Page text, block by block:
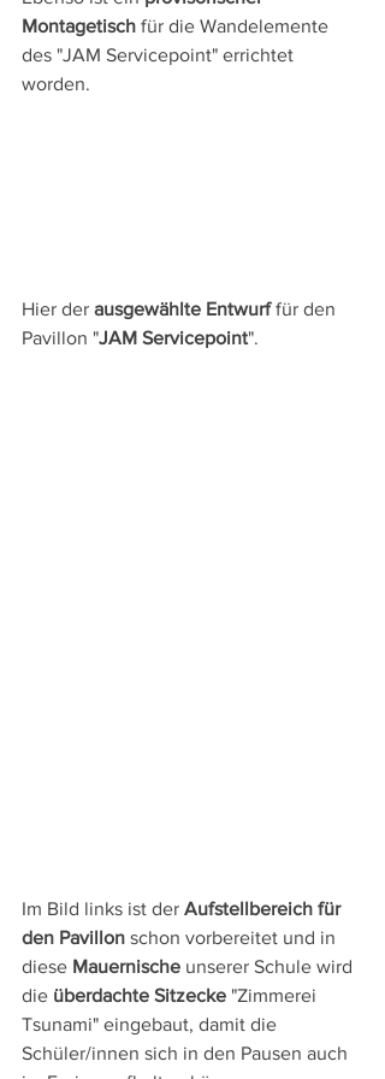
Montagetisch für die Wandelemente
des "JAM Servicepoint" errichtet
worden.
Hier der ausgewählte Entwurf für den
Pavillon "JAM Servicepoint".
Im Bild links ist der Aufstellbereich für
den Pavillon schon vorbereitet und in
diese Mauernische unserer Schule wird
die überdachte Sitzecke "Zimmerei
Tsunami" eingebaut, damit die
Schüler/innen sich in den Pausen auch